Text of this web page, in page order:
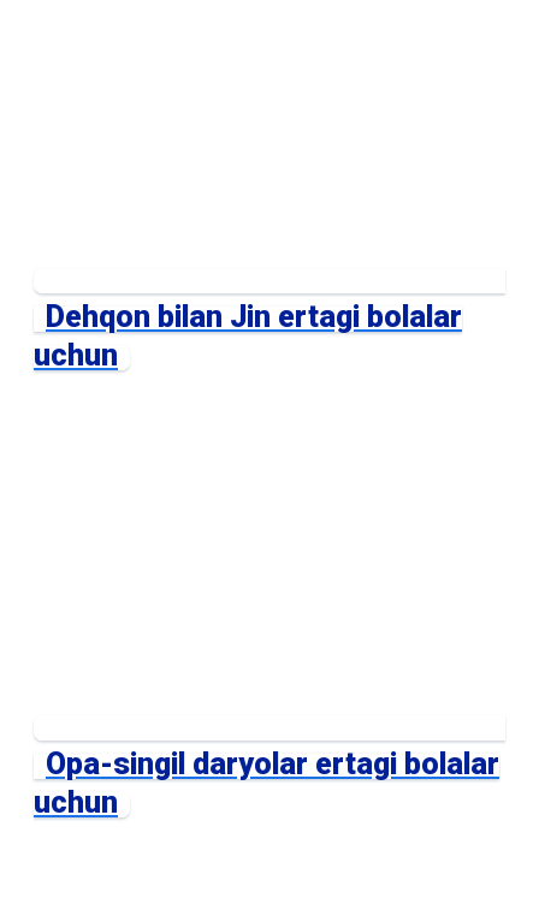
Dehqon bilan Jin ertagi bolalar
uchun
Opa-singil daryolar ertagi bolalar
uchun